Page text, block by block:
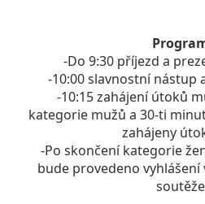
-Do 9:30 příjezd a
-10:00 slavnostní nástup
-10:15 zahájení útoků
kategorie mužů a 30-ti
zahájeny
-Po skončení kategorie
bude provedeno